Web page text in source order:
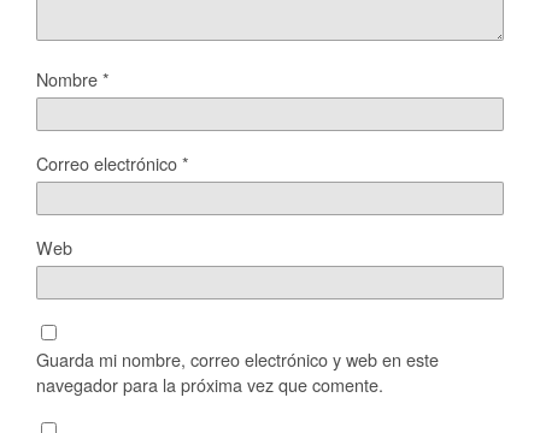
Nombre*
Correo electrónico*
Web
Guarda mi nombre, correo electrónico y web en este
navegador para la próxima vez que comente.